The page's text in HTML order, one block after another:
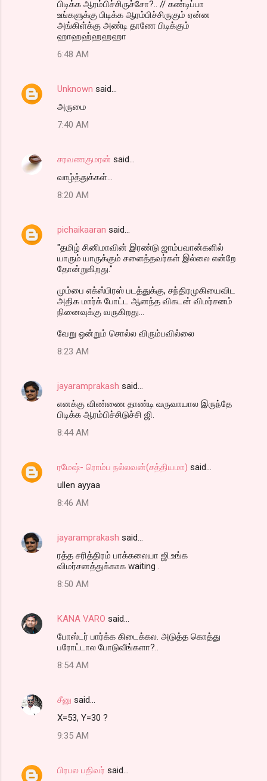
பிடிக்க ஆரம்பிச்சிருச்சோ?.. // கண்டிப்பா
உங்களுக்கு பிடிக்க ஆரம்பிச்சிருகும் ஏன்ன
அங்கிள்க்கு அண்டி தாணே பிடிக்கும்
ஹாஹஹ்ஹஹஹா
6:48 AM
Unknown said…
அருமை
7:40 AM
சரவணகுமரன் said…
வாழ்த்துக்கள்...
8:20 AM
pichaikaaran said…
"தமிழ் சினிமாவின் இரண்டு ஜாம்பவான்களில்
யாரும் யாருக்கும் சளைத்தவர்கள் இல்லை என்றே
தோன்றுகிறது."
மும்பை எக்ஸ்பிரஸ் படத்துக்கு, சந்திரமுகியைவிட
அதிக மார்க் போட்ட ஆனந்த விகடன் விமர்சனம்
நினைவுக்கு வருகிறது...
வேறு ஒன்றும் சொல்ல விரும்பவில்லை
8:23 AM
jayaramprakash said…
எனக்கு விண்ணை தாண்டி வருவாயால இருந்தே
பிடிக்க ஆரம்பிச்சிடுச்சி ஜி.
8:44 AM
ரமேஷ்- ரொம்ப நல்லவன்(சத்தியமா) said…
ullen ayyaa
8:46 AM
jayaramprakash said…
ரத்த சரித்திரம் பாக்கலையா ஜி.உங்க
விமர்சனத்துக்காக waiting .
8:50 AM
KANA VARO said…
போஸ்டர் பார்க்க கிடைக்கல. அடுத்த கொத்து
பரோட்டால போடுவீங்களா?..
8:54 AM
சீனு said…
X=53, Y=30 ?
9:35 AM
பிரபல பதிவர் said…